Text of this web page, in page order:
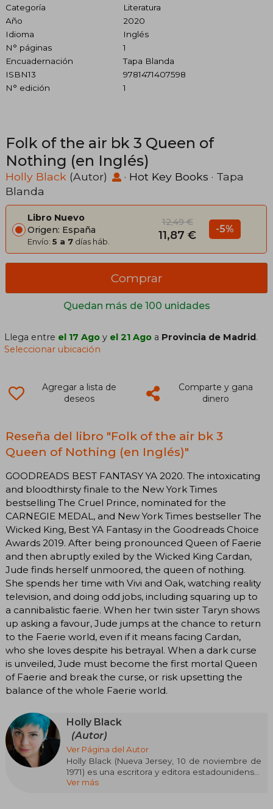
Categoría
Literatura
Año
2020
Idioma
Inglés
N° páginas
1
Encuadernación
Tapa Blanda
ISBN13
9781471407598
N° edición
1
Folk of the air bk 3 Queen of
Nothing (en Inglés)
Holly Black (Autor) · Hot Key Books · Tapa
Blanda
Libro Nuevo
Origen: España
Envío: 5 a 7 días háb.
12,49 €
11,87 € -5%
Quedan más de 100 unidades
Comprar
Llega entre el 17 Ago y el 21 Ago a Provincia de Madrid.
Seleccionar ubicación
Agregar a lista de
deseos
Comparte y gana
dinero
Reseña del libro "Folk of the air bk 3
Queen of Nothing (en Inglés)"
GOODREADS BEST FANTASY YA 2020. The intoxicating
and bloodthirsty finale to the New York Times
bestselling The Cruel Prince, nominated for the
CARNEGIE MEDAL, and New York Times bestseller The
Wicked King, Best YA Fantasy in the Goodreads Choice
Awards 2019. After being pronounced Queen of Faerie
and then abruptly exiled by the Wicked King Cardan,
Jude finds herself unmoored, the queen of nothing.
She spends her time with Vivi and Oak, watching reality
television, and doing odd jobs, including squaring up to
a cannibalistic faerie. When her twin sister Taryn shows
up asking a favour, Jude jumps at the chance to return
to the Faerie world, even if it means facing Cardan,
who she loves despite his betrayal. When a dark curse
is unveiled, Jude must become the first mortal Queen
of Faerie and break the curse, or risk upsetting the
balance of the whole Faerie world.
Holly Black
(Autor)
Ver Página del Autor
Holly Black (Nueva Jersey, 10 de noviembre de
1971) es una escritora y editora estadounidense,
conocida por escribir Las crónicas de
Ver más